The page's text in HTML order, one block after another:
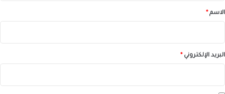
*الاسم*
البريد الإلكتروني*